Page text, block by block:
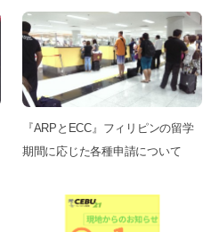
『ARPとECC』フィリピンの留学
期間に応じた各種申請について